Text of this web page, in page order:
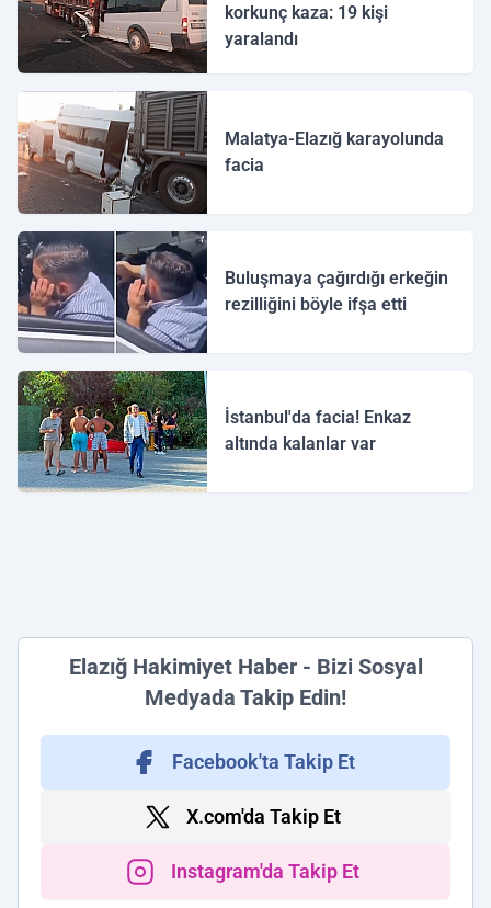
korkunç kaza: 19 kişi
yaralandı
Malatya-Elazığ karayolunda
facia
Buluşmaya çağırdığı erkeğin
rezilliğini böyle ifşa etti
İstanbul'da facia! Enkaz
altında kalanlar var
Elazığ Hakimiyet Haber - Bizi Sosyal
Medyada Takip Edin!
Facebook'ta Takip Et
X.com'da Takip Et
Instagram'da Takip Et